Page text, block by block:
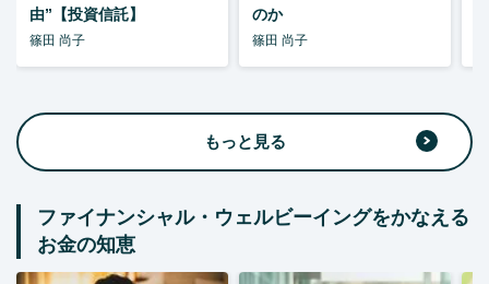
由”【投資信託】
篠田 尚子
のか
篠田 尚子
もっと見る
ファイナンシャル・ウェルビーイングをかなえる
お金の知恵